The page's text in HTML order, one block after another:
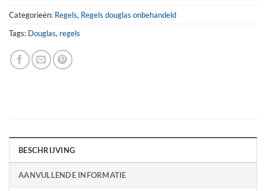
Categorieën: Regels, Regels douglas onbehandeld
Tags: Douglas, regels
BESCHRIJVING
AANVULLENDE INFORMATIE